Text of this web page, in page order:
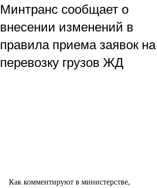
Минтранс сообщает о
внесении изменений в
правила приема заявок на
перевозку грузов ЖД
Как комментируют в министерстве,